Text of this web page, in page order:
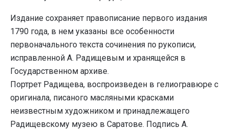
Издание сохраняет правописание первого издания
1790 года, в нем указаны все особенности
первоначального текста сочинения по рукописи,
исправленной А. Радищевым и хранящейся в
Государственном архиве.
Портрет Радищева, воспроизведен в гелиогравюре с
оригинала, писаного масляными красками
неизвестным художником и принадлежащего
Радищевскому музею в Саратове. Подпись А.